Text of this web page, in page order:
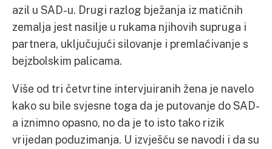
azil u SAD-u. Drugi razlog bježanja iz matičnih
zemalja jest nasilje u rukama njihovih supruga i
partnera, uključujući silovanje i premlaćivanje s
bejzbolskim palicama.
Više od tri četvrtine intervjuiranih žena je navelo
kako su bile svjesne toga da je putovanje do SAD-
a iznimno opasno, no da je to isto tako rizik
vrijedan poduzimanja. U izvješću se navodi i da su